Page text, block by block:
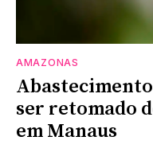
AMAZONAS
Abastecimento
ser retomado
em Manaus